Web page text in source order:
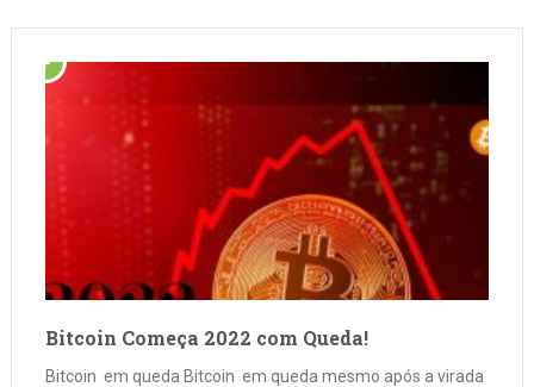
Bitcoin Começa 2022 com Queda!
Bitcoin em queda Bitcoin em queda mesmo após a virada